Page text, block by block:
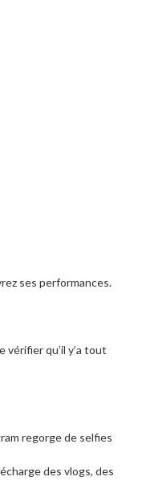
ses performances.
vérifier qu’il y’a tout
regorge de selfies
des vlogs, des